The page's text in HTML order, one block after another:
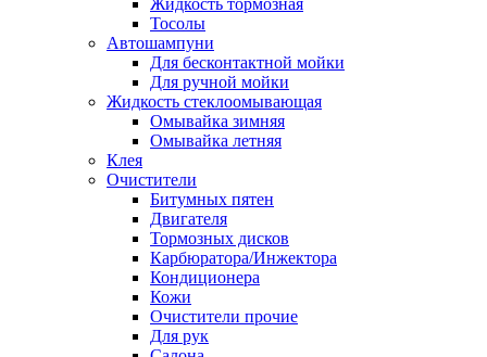
Жидкость тормозная
Тосолы
Автошампуни
Для бесконтактной мойки
Для ручной мойки
Жидкость стеклоомывающая
Омывайка зимняя
Омывайка летняя
Клея
Очистители
Битумных пятен
Двигателя
Тормозных дисков
Карбюратора/Инжектора
Кондиционера
Кожи
Очистители прочие
Для рук